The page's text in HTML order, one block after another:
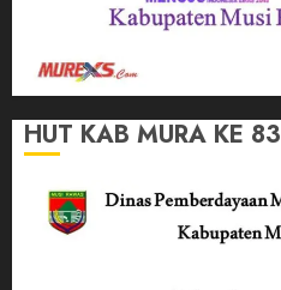
HUT KAB MURA KE 83